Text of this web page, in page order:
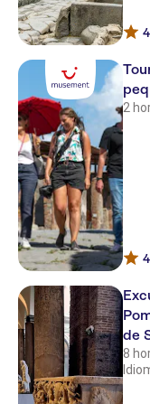
A.d.m
Hotel Il
Villa Ada
Hotel delle
Puteoli
Hotel
Floris Hotel
Rome
Hotel Tivoli
Hotel Orsa
Adesso Hotel
2
de
8